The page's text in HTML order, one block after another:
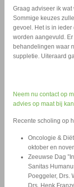
Graag adviseer ik
Sommige keuzes
gevoel. Het is in
worden aangevuld.
behandelingen waar
suppletie. Uiteraard
Neem nu contact op
advies op maat bij
Recente scholing op
Oncologie &
oktober en
Zeeuwse Dag
Sanitas
Poeggeler, Drs.
Drs. Henk